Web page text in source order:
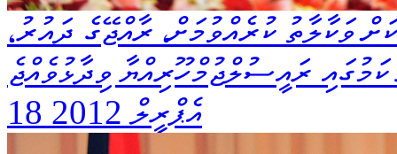
ވަކާލާތު ކުރެއްވުމަށް، ރާއްޖޭގެ ދައުރު،
ރައީސުލްޖުމްހޫރިއްޔާ ވިދާޅުވެއްޖެ
18 އެޕްރީލް 2012